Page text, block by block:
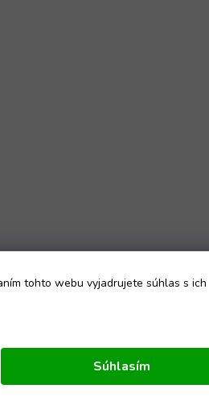
tohto webu vyjadrujete súhlas s ich
Súhlasím